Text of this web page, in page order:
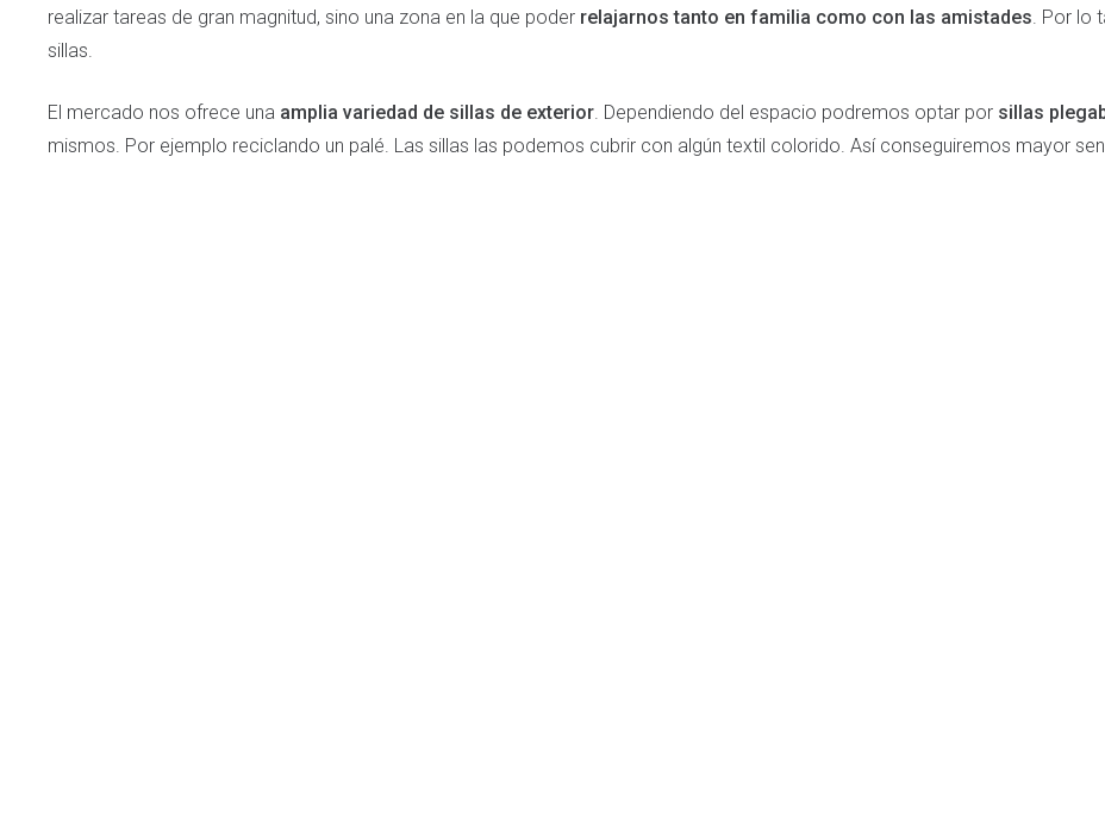
realizar tareas de gran magnitud, sino una zona en la que poder relajarnos tanto en familia como con las amistades. Por lo
sillas.
El mercado nos ofrece una amplia variedad de sillas de exterior. Dependiendo del espacio podremos optar por sillas
mismos. Por ejemplo reciclando un palé. Las sillas las podemos cubrir con algún textil colorido. Así conseguiremos mayor